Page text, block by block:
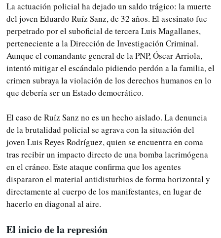
La actuación policial ha dejado un saldo trágico: la muerte
del joven Eduardo Ruíz Sanz, de 32 años. El asesinato fue
perpetrado por el suboficial de tercera Luis Magallanes,
perteneciente a la Dirección de Investigación Criminal.
Aunque el comandante general de la PNP, Óscar Arriola,
intentó mitigar el escándalo pidiendo perdón a la familia, el
crimen subraya la violación de los derechos humanos en lo
que debería ser un Estado democrático.
El caso de Ruíz Sanz no es un hecho aislado. La denuncia
de la brutalidad policial se agrava con la situación del
joven Luis Reyes Rodríguez, quien se encuentra en coma
tras recibir un impacto directo de una bomba lacrimógena
en el cráneo. Este ataque confirma que los agentes
dispararon el material antidisturbios de forma horizontal y
directamente al cuerpo de los manifestantes, en lugar de
hacerlo en diagonal al aire.
El inicio de la represión